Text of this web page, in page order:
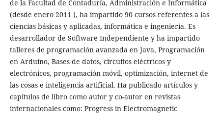
de la Facultad de Contaduría, Administración e Informática
(desde enero 2011 ), ha impartido 90 cursos referentes a las
ciencias básicas y aplicadas, informática e ingeniería. Es
desarrollador de Software Independiente y ha impartido
talleres de programación avanzada en Java, Programación
en Arduino, Bases de datos, circuitos eléctricos y
electrónicos, programación móvil, optimización, internet de
las cosas e inteligencia artificial. Ha publicado artículos y
capítulos de libro como autor y co-autor en revistas
internacionales como: Progress in Electromagnetic